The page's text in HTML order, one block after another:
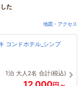
た
地図・アクセス
コンドホテル_シンプ
1泊 大人2名 合計(税込)